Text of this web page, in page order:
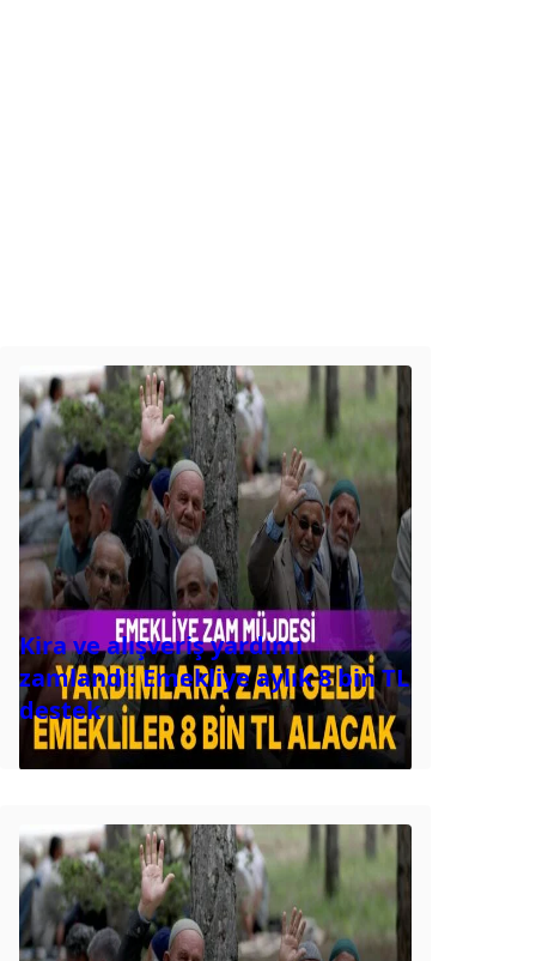
Kira ve alışveriş yardımı
zamlandı: Emekliye aylık 8 bin TL
destek